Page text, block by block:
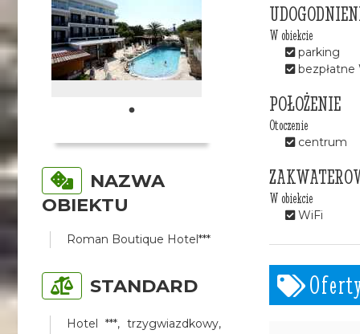
NAZWA
OBIEKTU
Roman Boutique Hotel***
STANDARD
Hotel ***, trzygwiazdkowy,
W obiekcie
parking
bezpłatne
POŁOŻENIE
Otoczenie
centrum
W obiekcie
WiFi